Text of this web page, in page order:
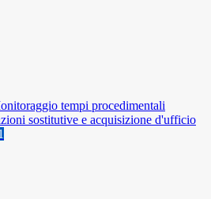
tempi procedimentali
sostitutive e acquisizione d'ufficio